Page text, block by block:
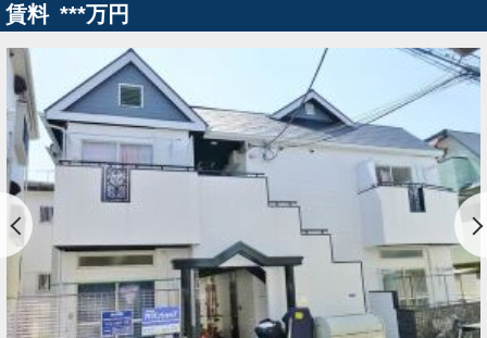
賃料 ***万円